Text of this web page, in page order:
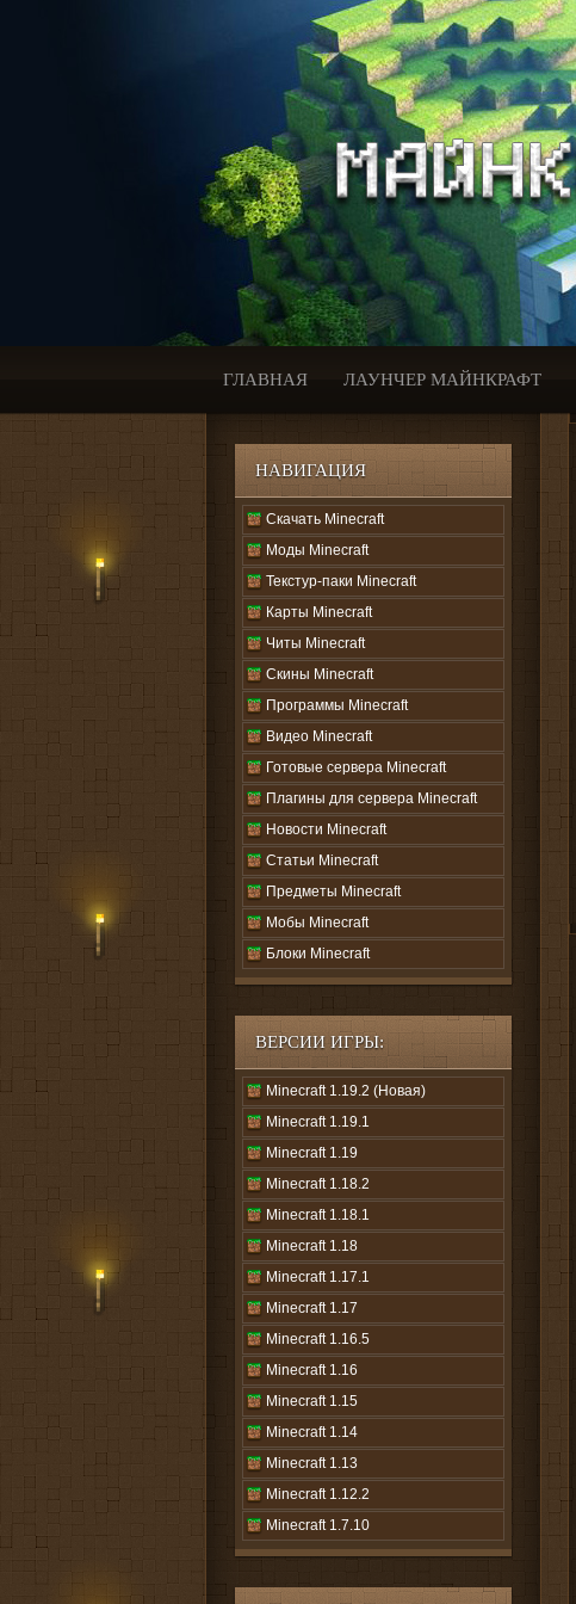
ГЛАВНАЯ ЛАУНЧЕР МАЙНКРАФТ
НАВИГАЦИЯ
Скачать Minecraft
Моды Minecraft
Текстур-паки Minecraft
Карты Minecraft
Читы Minecraft
Скины Minecraft
Программы Minecraft
Видео Minecraft
Готовые сервера Minecraft
Плагины для сервера Minecraft
Новости Minecraft
Статьи Minecraft
Предметы Minecraft
Мобы Minecraft
Блоки Minecraft
ВЕРСИИ ИГРЫ:
Minecraft 1.19.2 (Новая)
Minecraft 1.19.1
Minecraft 1.19
Minecraft 1.18.2
Minecraft 1.18.1
Minecraft 1.18
Minecraft 1.17.1
Minecraft 1.17
Minecraft 1.16.5
Minecraft 1.16
Minecraft 1.15
Minecraft 1.14
Minecraft 1.13
Minecraft 1.12.2
Minecraft 1.7.10